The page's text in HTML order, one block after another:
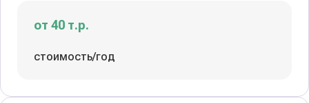
от 40 т.р.
стоимость/год